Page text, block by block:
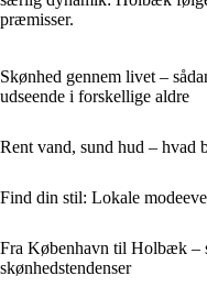
præmisser.
Skønhed gennem livet –
udseende i forskellige aldre
Rent vand, sund hud –
Find din stil: Lokale
Fra København til Holbæk –
skønhedstendenser